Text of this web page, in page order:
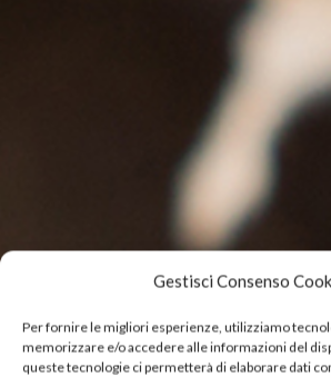
Gestisci Consenso
Per fornire le migliori esperienze, utilizziamo
memorizzare e/o accedere alle informazioni del
queste tecnologie ci permetterà di elaborare dati